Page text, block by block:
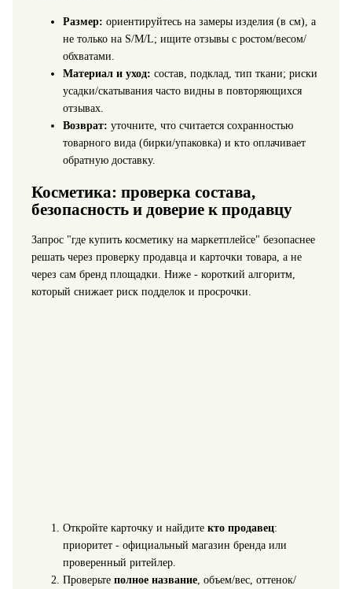
Размер: ориентируйтесь на замеры изделия (в см), а
не только на S/M/L; ищите отзывы с ростом/весом/
обхватами.
Материал и уход: состав, подклад, тип ткани; риски
усадки/скатывания часто видны в повторяющихся
отзывах.
Возврат: уточните, что считается сохранностью
товарного вида (бирки/упаковка) и кто оплачивает
обратную доставку.
Косметика: проверка состава,
безопасность и доверие к продавцу
Запрос "где купить косметику на маркетплейсе" безопаснее
решать через проверку продавца и карточки товара, а не
через сам бренд площадки. Ниже - короткий алгоритм,
который снижает риск подделок и просрочки.
Откройте карточку и найдите кто продавец:
приоритет - официальный магазин бренда или
проверенный ритейлер.
Проверьте полное название, объем/вес, оттенок/